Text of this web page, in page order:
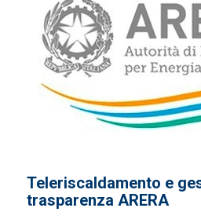
Teleriscaldamento e
trasparenza ARERA